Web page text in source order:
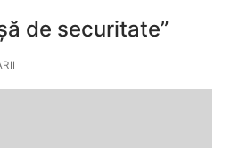
de securitate”